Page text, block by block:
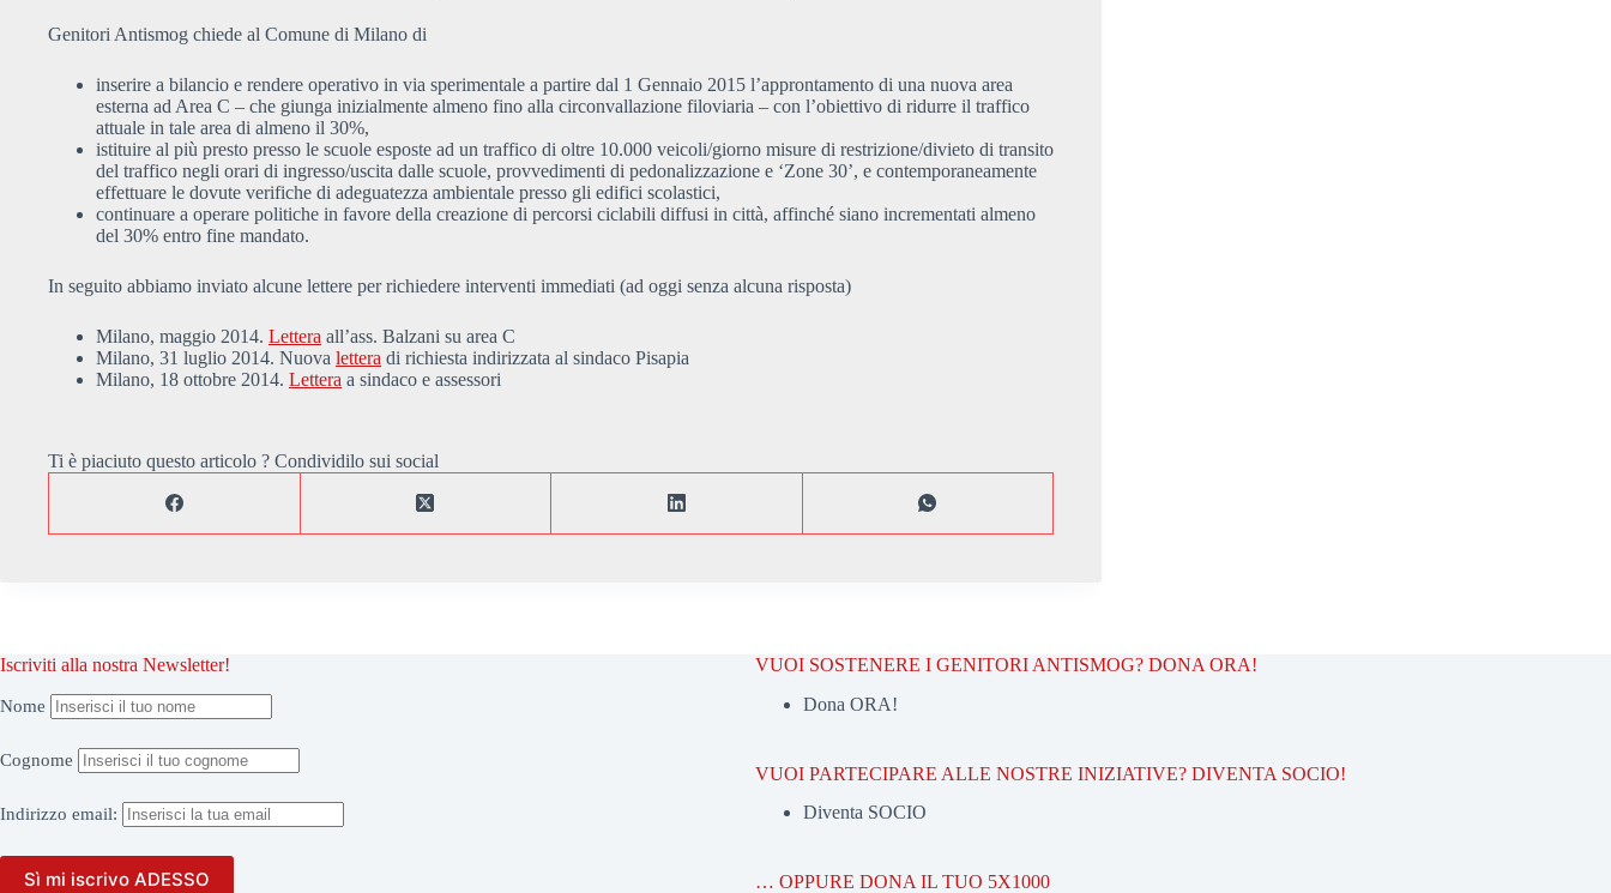
Genitori Antismog chiede al Comune di Milano di
inserire a bilancio e rendere operativo in via sperimentale a partire dal 1 Gennaio 2015 l’approntamento di una nuova area
esterna ad Area C – che giunga inizialmente almeno fino alla circonvallazione filoviaria – con l’obiettivo di ridurre il traffico
attuale in tale area di almeno il 30%,
istituire al più presto presso le scuole esposte ad un traffico di oltre 10.000 veicoli/giorno misure di restrizione/divieto di transito
del traffico negli orari di ingresso/uscita dalle scuole, provvedimenti di pedonalizzazione e ‘Zone 30’, e contemporaneamente
effettuare le dovute verifiche di adeguatezza ambientale presso gli edifici scolastici,
continuare a operare politiche in favore della creazione di percorsi ciclabili diffusi in città, affinché siano incrementati almeno
del 30% entro fine mandato.
In seguito abbiamo inviato alcune lettere per richiedere interventi immediati (ad oggi senza alcuna risposta)
Milano, maggio 2014. Lettera all’ass. Balzani su area C
Milano, 31 luglio 2014. Nuova lettera di richiesta indirizzata al sindaco Pisapia
Milano, 18 ottobre 2014. Lettera a sindaco e assessori
Ti è piaciuto questo articolo ? Condividilo sui social
Iscriviti alla nostra Newsletter!
Nome
Cognome
Indirizzo email:
VUOI SOSTENERE I GENITORI ANTISMOG? DONA ORA!
Dona ORA!
VUOI PARTECIPARE ALLE NOSTRE INIZIATIVE? DIVENTA SOCIO!
Diventa SOCIO
… OPPURE DONA IL TUO 5X1000